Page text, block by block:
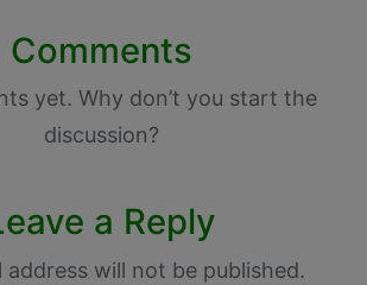
Comments
yet. Why don’t you start the
discussion?
a Reply
address will not be published.